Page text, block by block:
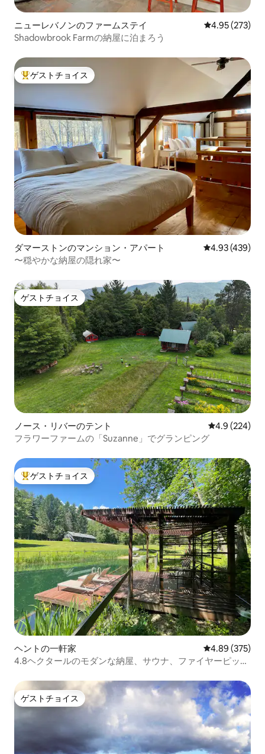
ニューレバノンのファームステイ レビュー273
4.95 (273)
Shadowbrook Farmの納屋に泊まろう
大好評のゲストチョイスです。
ゲストチョイス
ダマーストンのマンション・アパート レビュー439
4.93 (439)
〜穏やかな納屋の隠れ家〜
ゲストチョイス
ゲストチョイス
ノース・リバーのテント レビュー224
4.9 (224)
フラワーファームの「Suzanne」でグランピング
大好評のゲストチョイスです。
ゲストチョイス
ヘントの一軒家 レビュー375
4.89 (375)
4.8ヘクタールのモダンな納屋、サウナ、ファイヤーピッ
ゲストチョイス
ゲストチョイス